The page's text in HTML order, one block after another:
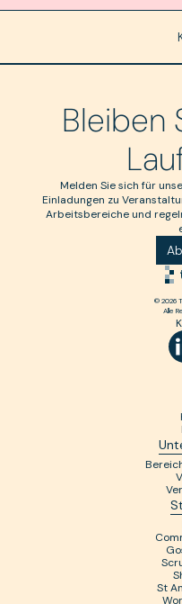
Bleiben
Melden Sie sich für
Einladungen zu
Arbeitsbereiche und
© 2026
Alle
St